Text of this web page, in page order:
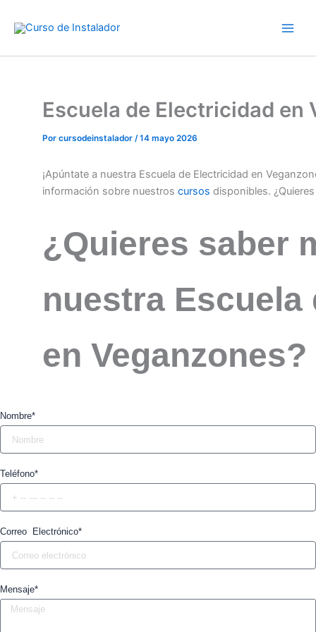
Escuela de Electricidad en
Por cursodeinstalador /14 mayo 2026
¡Apúntate a nuestra Escuela de Electricidad en
información sobre nuestros cursos disponibles.
¿Quieres saber
nuestra
en
Nombre*
Teléfono*
Correo Electrónico*
Mensaje*